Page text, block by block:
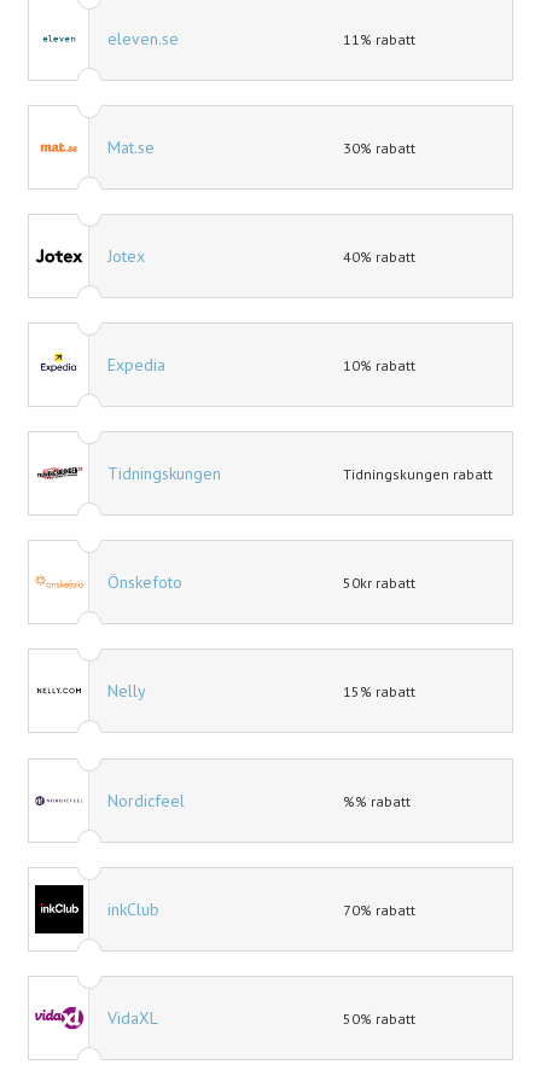
eleven.se 11% rabatt
Mat.se 30% rabatt
Jotex 40% rabatt
Expedia 10% rabatt
Tidningskungen Tidningskungen rabatt
Önskefoto 50kr rabatt
Nelly 15% rabatt
Nordicfeel %% rabatt
inkClub 70% rabatt
VidaXL 50% rabatt